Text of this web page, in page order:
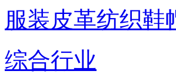
服装皮革纺织鞋
综合行业